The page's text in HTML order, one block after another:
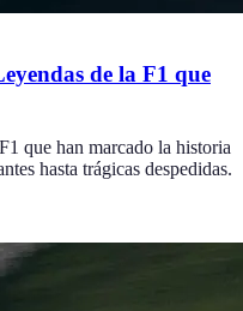
de la F1 que
que han marcado la historia
hasta trágicas despedidas.